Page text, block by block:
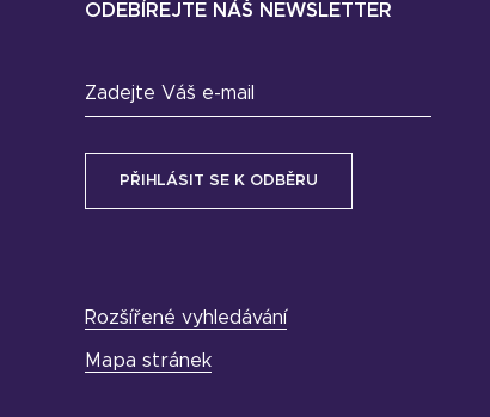
ODEBÍREJTE NÁŠ NEWSLETTER
Zadejte Váš e-mail
Rozšířené vyhledávání
Mapa stránek